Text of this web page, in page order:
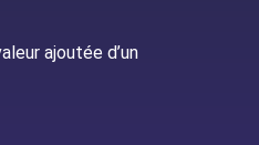
ajoutée d’un